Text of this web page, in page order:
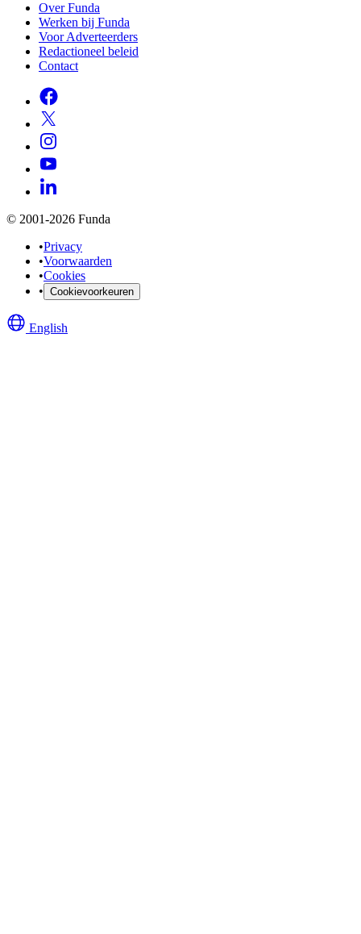
Over Funda
Werken bij Funda
Voor Adverteerders
Redactioneel beleid
Contact
© 2001-2026 Funda
•Privacy
•Voorwaarden
•Cookies
• Cookievoorkeuren
English